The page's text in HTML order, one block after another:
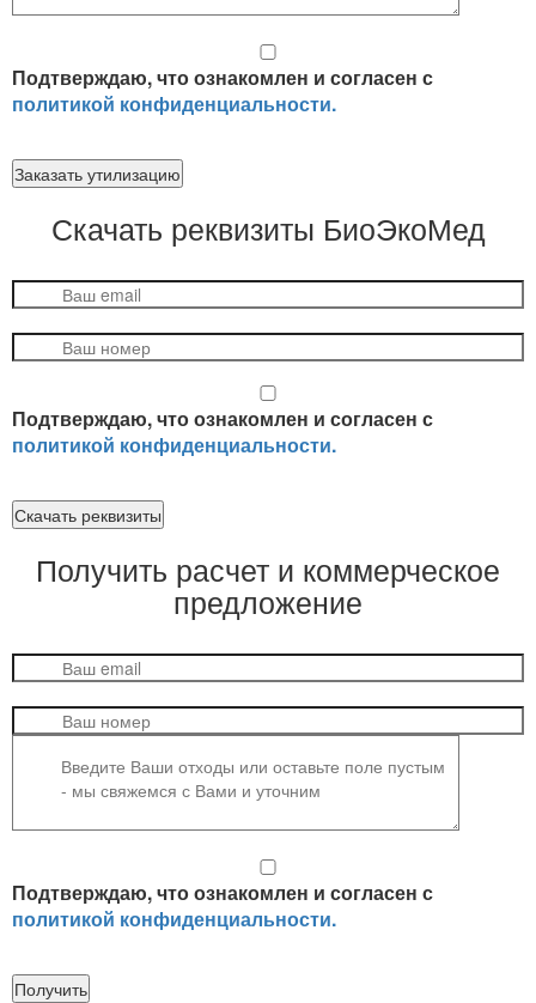
Подтверждаю, что ознакомлен и согласен с
политикой конфиденциальности.
Заказать утилизацию
Скачать реквизиты БиоЭкоМед
Подтверждаю, что ознакомлен и согласен с
политикой конфиденциальности.
Скачать реквизиты
Получить расчет и коммерческое
предложение
Подтверждаю, что ознакомлен и согласен с
политикой конфиденциальности.
Получить